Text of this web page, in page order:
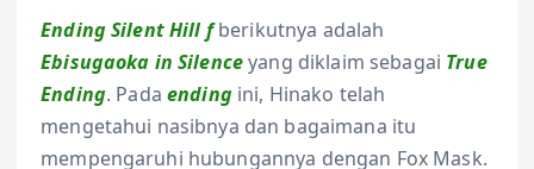
Ending Silent Hill fberikutnya adalah
Ebisugaoka in Silenceyang diklaim sebagai True
Ending. Pada ending ini, Hinako telah
mengetahui nasibnya dan bagaimana itu
mempengaruhi hubungannya dengan Fox Mask.